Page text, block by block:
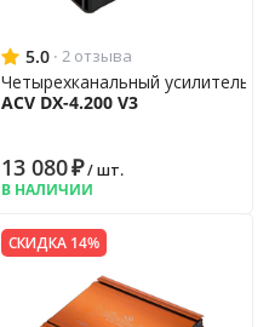
5.0 · 2 отзыва
Четырехканальный усилитель
ACV DX-4.200 V3
13 080₽/ шт.
В НАЛИЧИИ
СКИДКА 14%